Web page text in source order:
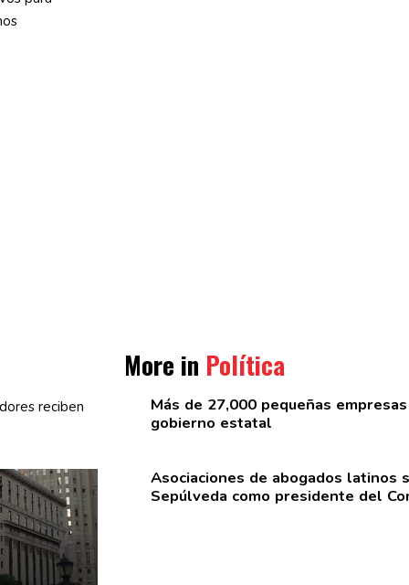
More in Política
Más de 27,000 pequeñas
gobierno estatal
Asociaciones de abogados latinos
Sepúlveda como presidente del